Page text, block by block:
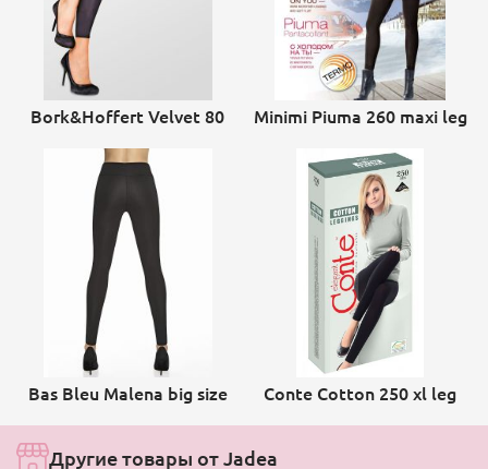
Bork&Hoffert Velvet 80 Minimi Piuma 260 maxi leg
Bas Bleu Malena big size Conte Cotton 250 xl leg
Другие товары от Jadea